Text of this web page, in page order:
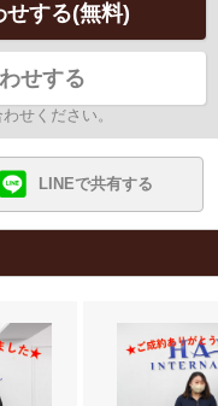
せする(無料)
せする
せください。
LINEで共有する